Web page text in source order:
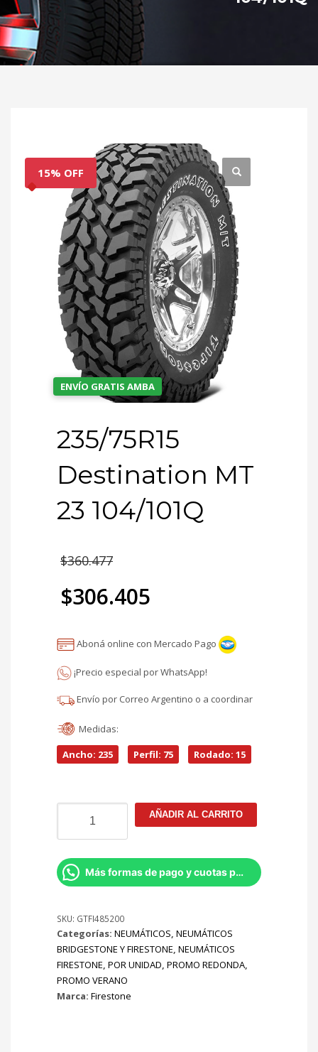
15% OFF
ENVÍO GRATIS AMBA
235/75R15
Destination MT
23 104/101Q
$360.477
precio
era:
$360.477.
$306.405
precio
actual
es:
$306.405.
Aboná online con Mercado Pago
¡Precio especial por WhatsApp!
Envío por Correo Argentino o a coordinar
Medidas:
Ancho: 235
Perfil: 75 Rodado: 15
Destination
MT
23
104/101Q
cantidad
AÑADIR AL CARRITO
Más formas de pago y cuotas por Whatsapp
SKU: GTFI485200
Categorías: NEUMÁTICOS, NEUMÁTICOS
BRIDGESTONE Y FIRESTONE, NEUMÁTICOS
FIRESTONE, POR UNIDAD, PROMO REDONDA,
PROMO VERANO
Marca: Firestone